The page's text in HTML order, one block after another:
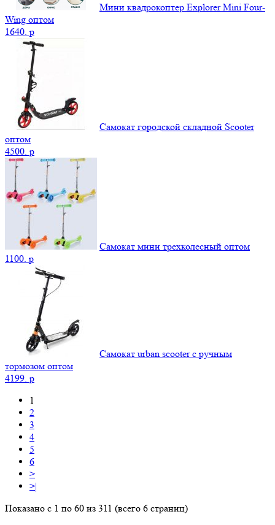
Мини квадрокоптер Explorer Mini Four-
Wing оптом
1640. p
Самокат городской складной Scooter
оптом
4500. p
Самокат мини трехколесный оптом
1100. p
Самокат urban scooter с ручным
тормозом оптом
4199. p
1
2
3
4
5
6
>
>|
Показано с 1 по 60 из 311 (всего 6 страниц)